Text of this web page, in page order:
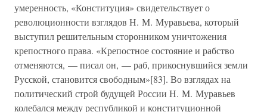
умеренность, «Конституция» свидетельствует о
революционности взглядов Н. М. Муравьева, который
выступил решительным сторонником уничтожения
крепостного права. «Крепостное состояние и рабство
отменяются, — писал он, — раб, прикоснувшийся земли
Русской, становится свободным»[83]. Во взглядах на
политический строй будущей России Н. М. Муравьев
колебался между республикой и конституционной